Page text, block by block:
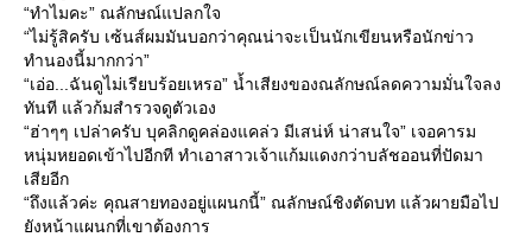
“ทำไมคะ” ณลักษณ์แปลกใจ
“ไม่รู้สิครับ เซ้นส์ผมมันบอกว่าคุณน่าจะเป็นนักเขียนหรือนักข่าว
ทำนองนี้มากกว่า”
“เอ่อ...ฉันดูไม่เรียบร้อยเหรอ” น้ำเสียงของณลักษณ์ลดความมั่นใจลง
ทันที แล้วก้มสำรวจดูตัวเอง
“ฮ่าๆๆ เปล่าครับ บุคลิกดูคล่องแคล่ว มีเสน่ห์ น่าสนใจ” เจอคารม
หนุ่มหยอดเข้าไปอีกที ทำเอาสาวเจ้าแก้มแดงกว่าบลัชออนที่ปัดมา
เสียอีก
“ถึงแล้วค่ะ คุณสายทองอยู่แผนกนี้” ณลักษณ์ชิงตัดบท แล้วผายมือไป
ังหน้าแผนกที่เขาต้องการ